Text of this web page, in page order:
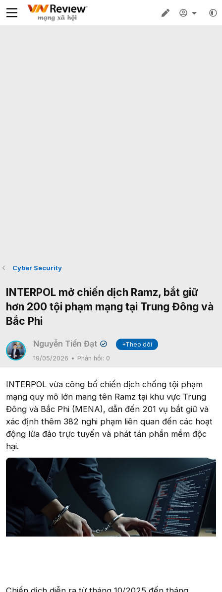
Cyber Security
INTERPOL mở chiến dịch Ramz, bắt giữ
hơn 200 tội phạm mạng tại Trung Đông và
Bắc Phi
Nguyễn Tiến Đạt ✔
+Theo dõi
19/05/2026
Phản hồi: 0
INTERPOL vừa công bố chiến dịch chống tội phạm
mạng quy mô lớn mang tên Ramz tại khu vực Trung
Đông và Bắc Phi (MENA), dẫn đến 201 vụ bắt giữ và
xác định thêm 382 nghi phạm liên quan đến các hoạt
động lừa đảo trực tuyến và phát tán phần mềm độc
hại.